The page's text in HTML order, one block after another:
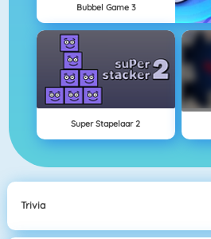
Bubbel Game 3
Super Stapelaar 2
Trivia